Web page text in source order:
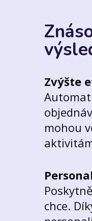
Zvýšte
mohou
chce.